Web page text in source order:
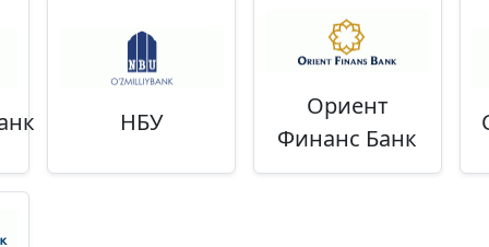
НБУ
Ориент
Финанс Банк